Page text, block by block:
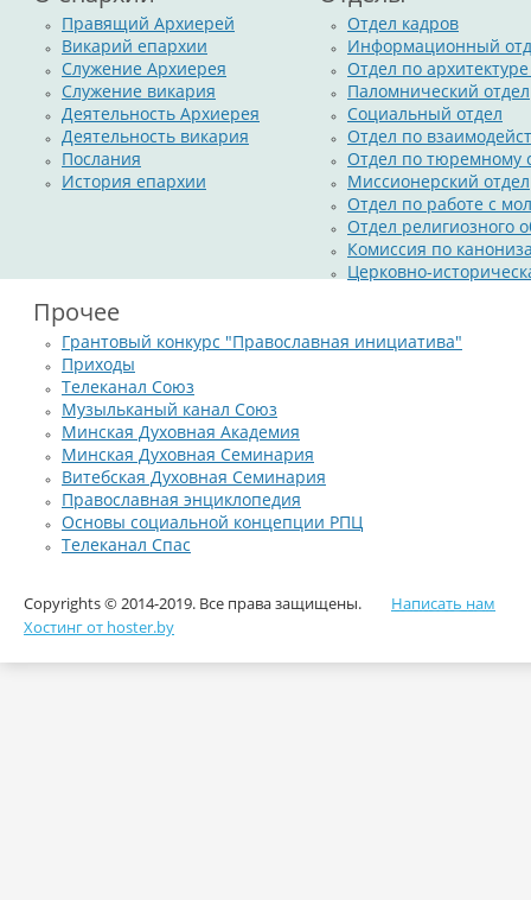
Правящий Архиерей
Викарий епархии
Служение Архиерея
Служение викария
Деятельность Архиерея
Деятельность викария
Послания
История епархии
Отдел кадров
Информационный
Отдел по
Паломнический отдел
Социальный отдел
Отдел по
Отдел по тюремному
Миссионерский отдел
Отдел по работе с
Отдел религиозного
Комиссия по
Церковно-
Прочее
Грантовый конкурс "Православная инициатива"
Приходы
Телеканал Союз
Музыльканый канал Союз
Минская Духовная Академия
Минская Духовная Семинария
Витебская Духовная Семинария
Православная энциклопедия
Основы социальной концепции РПЦ
Телеканал Спас
Copyrights © 2014-2019. Все права защищены.
Хостинг от hoster.by
Написать нам